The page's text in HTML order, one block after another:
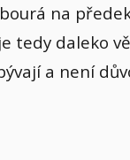
na
tedy daleko
a není